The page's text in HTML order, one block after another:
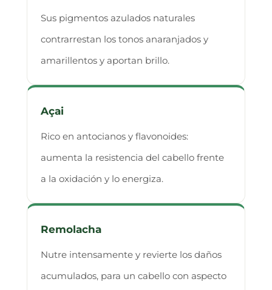
Sus pigmentos azulados naturales
contrarrestan los tonos anaranjados y
amarillentos y aportan brillo.
Açai
Rico en antocianos y flavonoides:
aumenta la resistencia del cabello frente
a la oxidación y lo energiza.
Remolacha
Nutre intensamente y revierte los daños
acumulados, para un cabello con aspecto